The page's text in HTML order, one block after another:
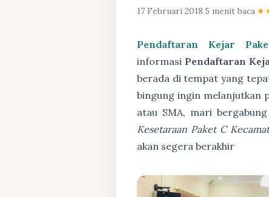
17 Februari 2018·5 menit baca·
Pendaftaran Kejar
informasi Pendaftaran
berada di tempat yang
bingung ingin melanjutkan
atau SMA, mari
Kesetaraan Paket C
akan segera berakhir